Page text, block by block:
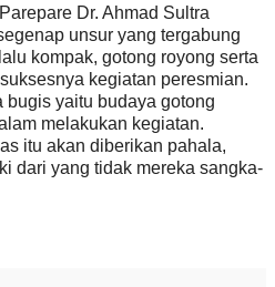
Dr. Ahmad Sultra
unsur yang tergabung
kompak, gotong royong serta
kegiatan peresmian.
yaitu budaya gotong
melakukan kegiatan.
itu akan diberikan pahala,
dari yang tidak mereka sangka-